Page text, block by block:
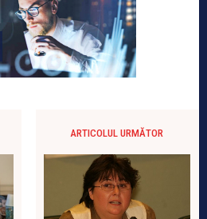
ARTICOLUL URMĂTOR